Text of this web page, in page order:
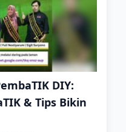
DIY:
& Tips Bikin